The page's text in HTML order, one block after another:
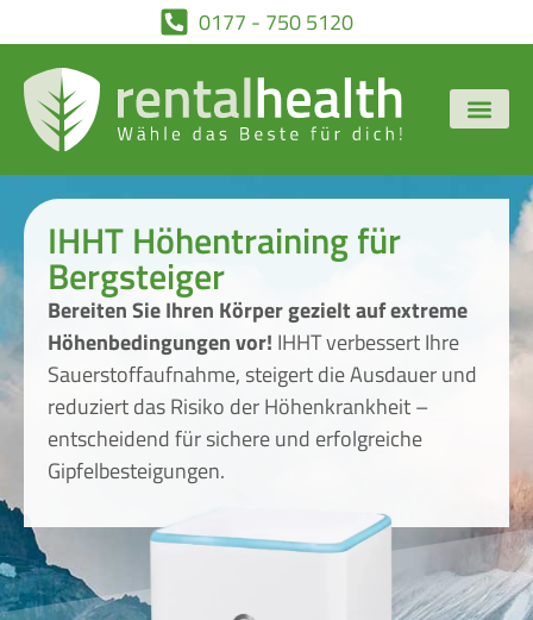
0177 - 750 5120
IHHT Höhentraining für
Bergsteiger
Bereiten Sie Ihren Körper gezielt auf extreme
Höhenbedingungen vor! IHHT verbessert Ihre
Sauerstoffaufnahme, steigert die Ausdauer und
reduziert das Risiko der Höhenkrankheit –
entscheidend für sichere und erfolgreiche
Gipfelbesteigungen.